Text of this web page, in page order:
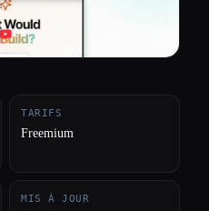
TARIFS
Freemium
MIS À JOUR